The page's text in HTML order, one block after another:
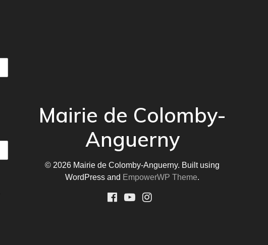
Mairie de Colomby-
Anguerny
© 2026 Mairie de Colomby-Anguerny. Built using
WordPress and EmpowerWP Theme.